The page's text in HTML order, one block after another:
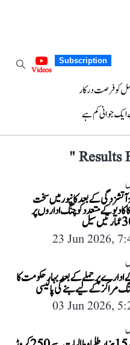
Subscription
Videos
کو فرصت درکار
جوانی کم ہے
Results
"
آتشزدگی کے بعد کانپور میں سخت
کے متعدد کوچنگ اداروں پر
23 Jun 2026,
پر حملے کے بعد بہار حکومت کا
مراکز کے لیے بنے گی پالیسی
03 Jun 2026,